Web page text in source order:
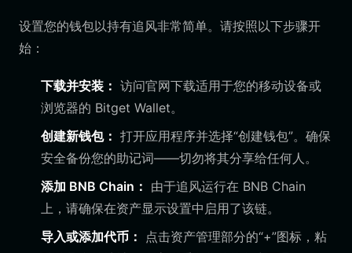
设置您的钱包以持有追风非常简单。请按照以下步骤开
始：
下载并安装： 访问官网下载适用于您的移动设备或
浏览器的 Bitget Wallet。
创建新钱包： 打开应用程序并选择“创建钱包”。确保
安全备份您的助记词——切勿将其分享给任何人。
添加 BNB Chain： 由于追风运行在 BNB Chain
上，请确保在资产显示设置中启用了该链。
导入或添加代币：
点击资产管理部分的“+”图标，粘